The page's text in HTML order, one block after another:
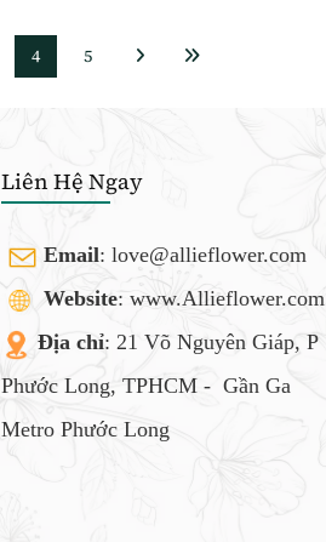
4 5
Liên Hệ Ngay
Email: love@allieflower.com
Website: www.Allieflower.com
Địa chỉ: 21 Võ Nguyên Giáp, P
Phước Long, TPHCM - Gần Ga
Metro Phước Long